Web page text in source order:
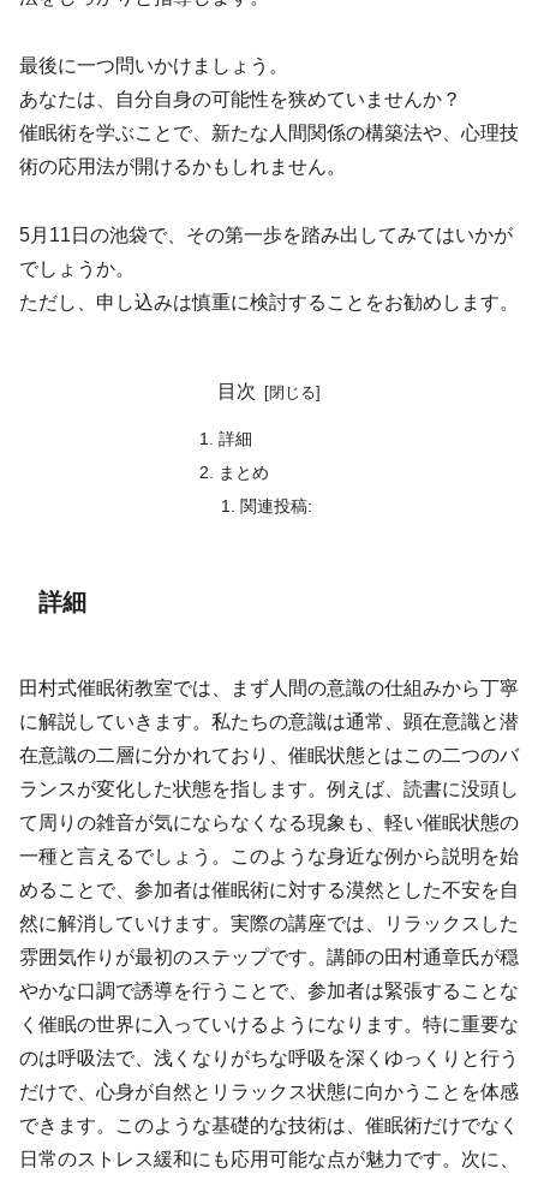
最後に一つ問いかけましょう。
あなたは、自分自身の可能性を狭めていませんか？
催眠術を学ぶことで、新たな人間関係の構築法や、心理技
術の応用法が開けるかもしれません。
5月11日の池袋で、その第一歩を踏み出してみてはいかが
でしょうか。
ただし、申し込みは慎重に検討することをお勧めします。
目次
詳細
まとめ
関連投稿:
詳細
田村式催眠術教室では、まず人間の意識の仕組みから丁寧
に解説していきます。私たちの意識は通常、顕在意識と潜
在意識の二層に分かれており、催眠状態とはこの二つのバ
ランスが変化した状態を指します。例えば、読書に没頭し
て周りの雑音が気にならなくなる現象も、軽い催眠状態の
一種と言えるでしょう。このような身近な例から説明を始
めることで、参加者は催眠術に対する漠然とした不安を自
然に解消していけます。実際の講座では、リラックスした
雰囲気作りが最初のステップです。講師の田村通章氏が穏
やかな口調で誘導を行うことで、参加者は緊張することな
く催眠の世界に入っていけるようになります。特に重要な
のは呼吸法で、浅くなりがちな呼吸を深くゆっくりと行う
だけで、心身が自然とリラックス状態に向かうことを体感
できます。このような基礎的な技術は、催眠術だけでなく
日常のストレス緩和にも応用可能な点が魅力です。次に、